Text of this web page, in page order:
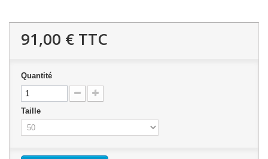
91,00 € TTC
Quantité
Taille